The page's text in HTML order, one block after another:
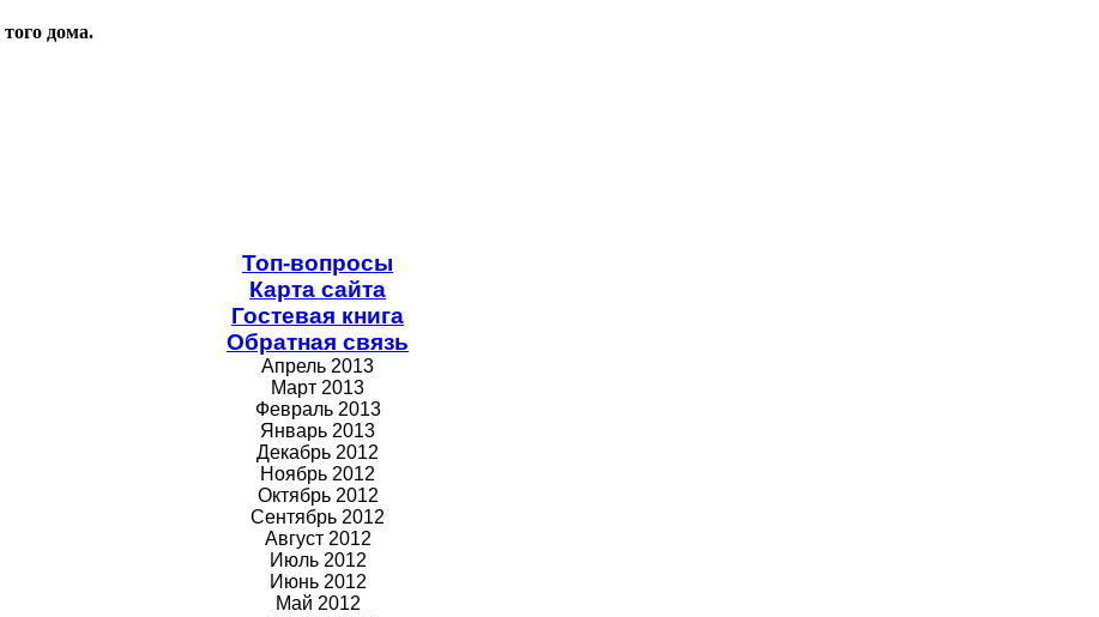
дома.
Топ-вопросы
Карта сайта
Гостевая книга
Обратная связь
Апрель 2013
Март 2013
Февраль 2013
Январь 2013
Декабрь 2012
Ноябрь 2012
Октябрь 2012
Сентябрь 2012
Август 2012
Июль 2012
Июнь 2012
Май 2012